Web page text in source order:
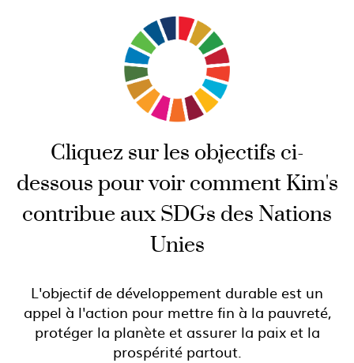
Cliquez sur les objectifs ci-
dessous pour voir comment Kim's
contribue aux SDGs des Nations
Unies
L'objectif de développement durable est un
appel à l'action pour mettre fin à la pauvreté,
protéger la planète et assurer la paix et la
prospérité partout.